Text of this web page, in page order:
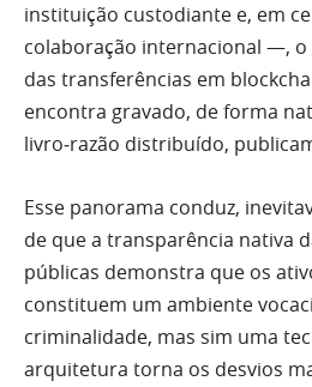
instituição custodiante e, em
colaboração internacional —,
das transferências em
encontra gravado, de forma
livro‑razão distribuído,
Esse panorama conduz,
de que a transparência nativa
públicas demonstra que os
constituem um ambiente
criminalidade, mas sim uma
arquitetura torna os desvios